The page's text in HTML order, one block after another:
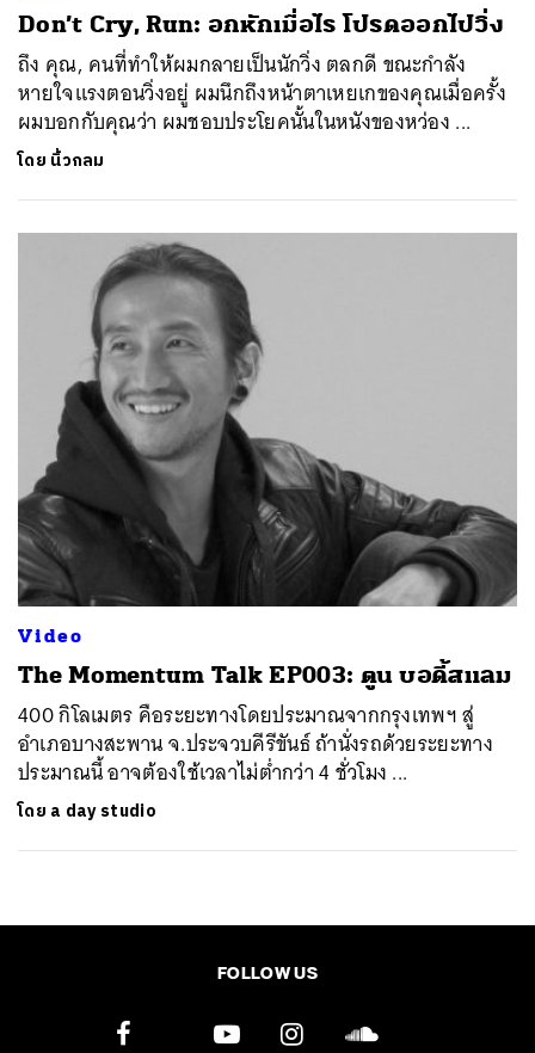
Don’t Cry, Run: อกหักเมื่อไร โปรดออกไปวิ่ง
ถึง คุณ, คนที่ทำให้ผมกลายเป็นนักวิ่ง ตลกดี ขณะกำลัง
หายใจแรงตอนวิ่งอยู่ ผมนึกถึงหน้าตาเหยเกของคุณเมื่อครั้ง
ผมบอกกับคุณว่า ผมชอบประโยคนั้นในหนังของหว่อง ...
โดย นิ้วกลม
Video
The Momentum Talk EP003: ตูน บอดี้สแลม
400 กิโลเมตร คือระยะทางโดยประมาณจากกรุงเทพฯ สู่
อำเภอบางสะพาน จ.ประจวบคีรีขันธ์ ถ้านั่งรถด้วยระยะทาง
ประมาณนี้ อาจต้องใช้เวลาไม่ต่ำกว่า 4 ชั่วโมง ...
โดย a day studio
FOLLOW US